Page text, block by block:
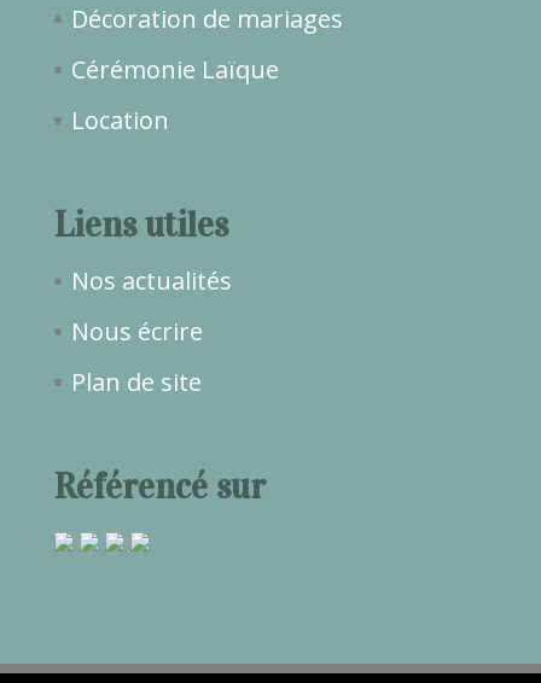
Décoration de mariages
Cérémonie Laïque
Location
Liens utiles
Nos actualités
Nous écrire
Plan de site
Référencé sur